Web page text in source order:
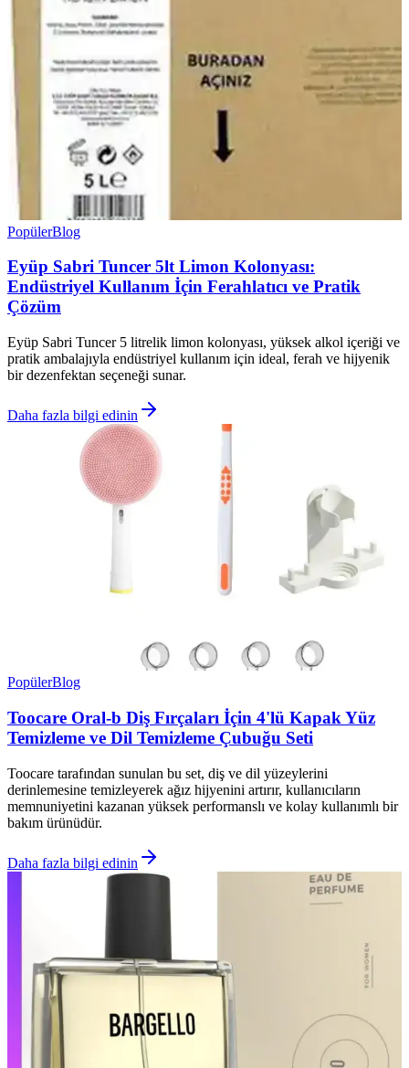
PopülerBlog
Eyüp Sabri Tuncer 5lt Limon Kolonyası:
Endüstriyel Kullanım İçin Ferahlatıcı ve Pratik
Çözüm
Eyüp Sabri Tuncer 5 litrelik limon kolonyası, yüksek alkol içeriği ve
pratik ambalajıyla endüstriyel kullanım için ideal, ferah ve hijyenik
bir dezenfektan seçeneği sunar.
Daha fazla bilgi edinin
PopülerBlog
Toocare Oral-b Diş Fırçaları İçin 4'lü Kapak Yüz
Temizleme ve Dil Temizleme Çubuğu Seti
Toocare tarafından sunulan bu set, diş ve dil yüzeylerini
derinlemesine temizleyerek ağız hijyenini artırır, kullanıcıların
memnuniyetini kazanan yüksek performanslı ve kolay kullanımlı bir
bakım ürünüdür.
Daha fazla bilgi edinin